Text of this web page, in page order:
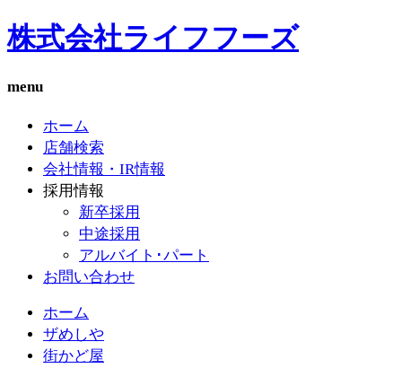
株式会社ライフフーズ
menu
ホーム
店舗検索
会社情報・IR情報
採用情報
新卒採用
中途採用
アルバイト･パート
お問い合わせ
ホーム
ザめしや
街かど屋